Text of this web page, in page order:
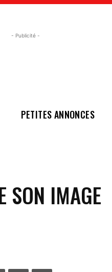
- Publicité -
PETITES ANNONCES
SON IMAGE